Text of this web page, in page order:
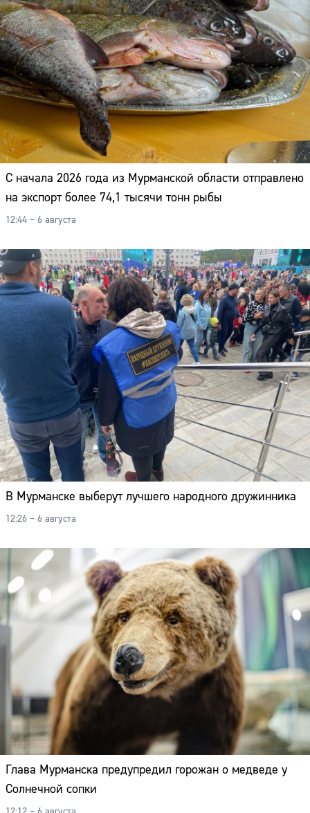
С начала 2026 года из Мурманской области отправлено
на экспорт более 74,1 тысячи тонн рыбы
12:44 – 6 августа
В Мурманске выберут лучшего народного дружинника
12:26 – 6 августа
Глава Мурманска предупредил горожан о медведе у
Солнечной сопки
Адрес:
Телефон: